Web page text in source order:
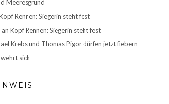
Meeresgrund
Rennen: Siegerin steht fest
an Kopf Rennen: Siegerin steht fest
Krebs und Thomas Pigor dürfen jetzt fiebern
sich